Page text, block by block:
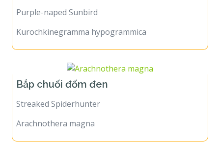
Purple-naped Sunbird
Kurochkinegramma hypogrammica
Bắp chuối đốm đen
Streaked Spiderhunter
Arachnothera magna